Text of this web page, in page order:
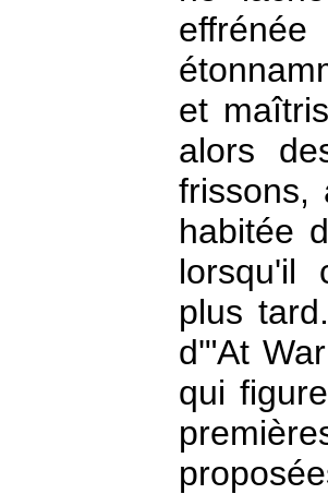
et
alors
frissons,
habitée
lorsqu'il
plus
d'"At
qui